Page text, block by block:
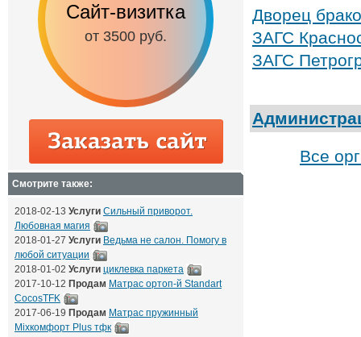
Дворец
ЗАГС
ЗАГС
Все
Сайт-визитка
от 3500 руб.
Сайт с
от 6500 руб.
Смотрите также:
2018-02-13 Услуги Сильный приворот.
Любовная магия
2018-01-27 Услуги Ведьма не салон. Помогу в
любой ситуации
2018-01-02 Услуги циклевка паркета
2017-10-12 Продам Матрас ортоп-й Standart
CocosTFK
2017-06-19 Продам Матрас пружинный
Mixкомфорт Plus тфк